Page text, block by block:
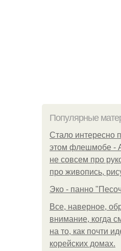
Популярные
Стало интересно
этом флешмобе -
не совсем про
про живопись,
Эко - панно
Все, наверное,
внимание, когда
на то, как почти
корейских домах.